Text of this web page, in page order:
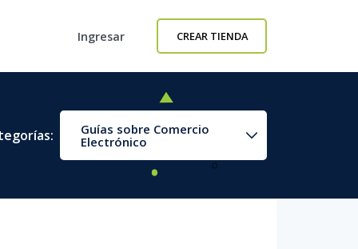
Ingresar CREAR TIENDA
Guías sobre Comercio
Electrónico